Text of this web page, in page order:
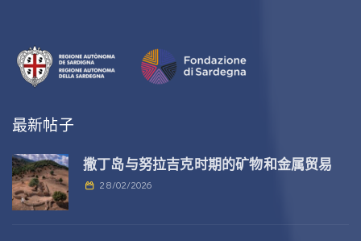
最新帖子
撒丁岛与努拉吉克时期的矿物和金属贸易
28/02/2026